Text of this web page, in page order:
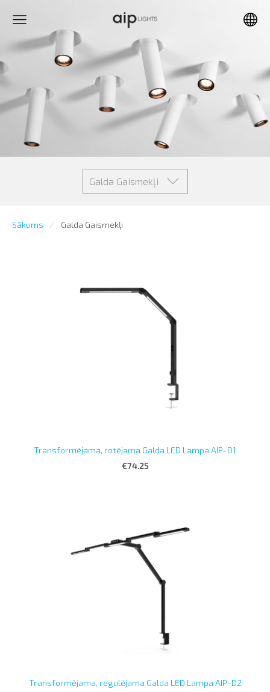
Galda Gaismekļi
Sākums Galda Gaismekļi
Transformējama, rotējama Galda LED Lampa AIP-D1
€74.25
Transformējama, regulējama Galda LED Lampa AIP-D2